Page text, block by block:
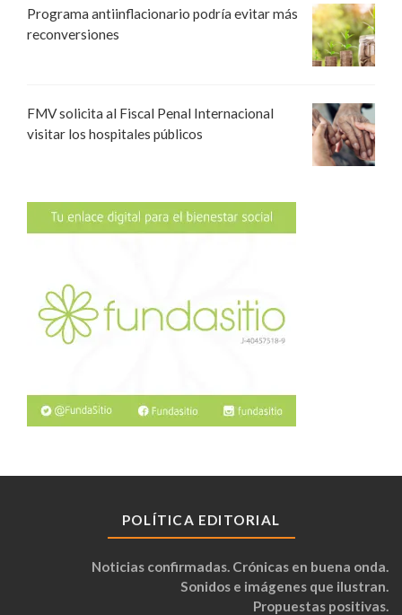
Programa antiinflacionario podría evitar más
reconversiones
FMV solicita al Fiscal Penal Internacional
visitar los hospitales públicos
POLÍTICA EDITORIAL
Noticias confirmadas. Crónicas en buena onda.
Sonidos e imágenes que ilustran.
Propuestas positivas.